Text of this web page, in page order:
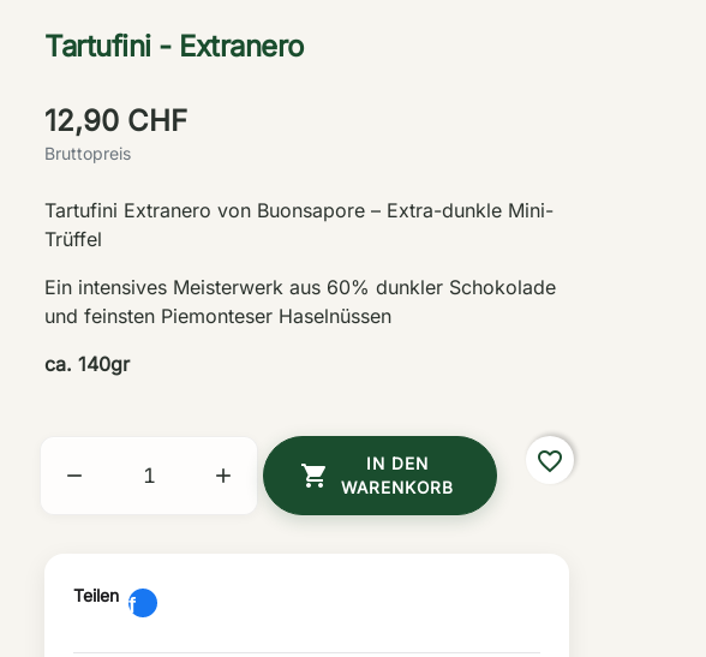
Tartufini - Extranero
12,90 CHF
Bruttopreis
Tartufini Extranero von Buonsapore – Extra-dunkle Mini-
Trüffel
Ein intensives Meisterwerk aus 60% dunkler Schokolade
und feinsten Piemonteser Haselnüssen
ca. 140gr
  
IN DEN
WARENKORB
favorite_border
Teilen